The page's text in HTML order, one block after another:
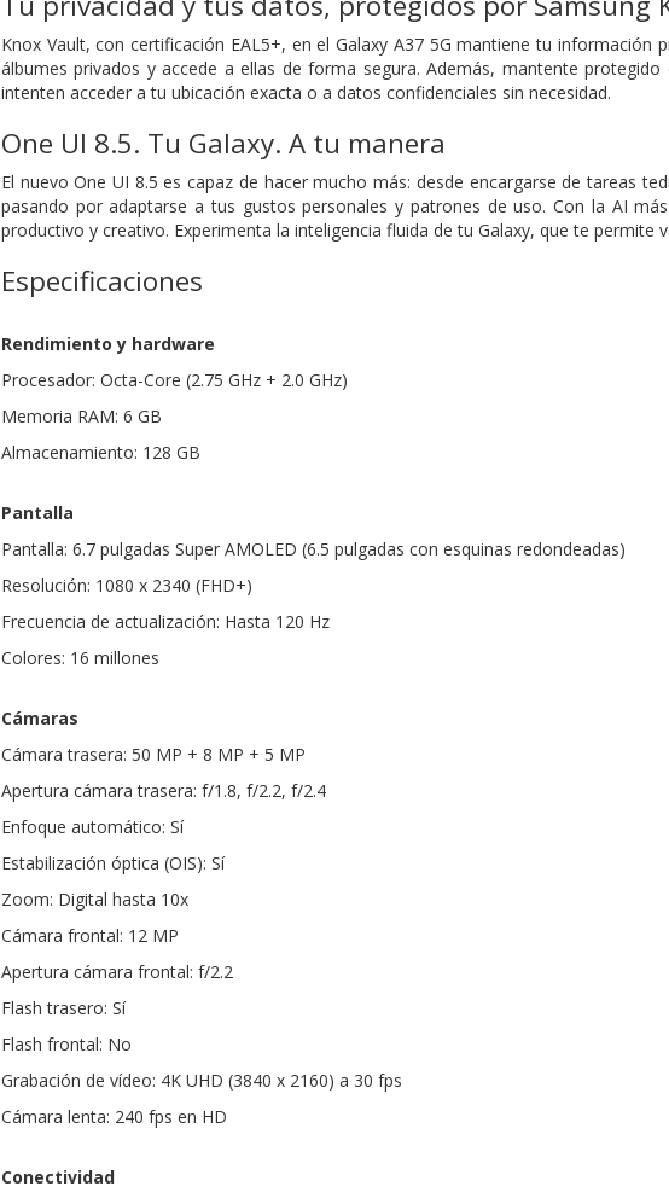
Knox Vault, con certificación EAL5+, en el Galaxy A37 5G mantiene tu
álbumes privados y accede a ellas de forma segura. Además, mantente
intenten acceder a tu ubicación exacta o a datos confidenciales sin necesidad.
One UI 8.5. Tu Galaxy. A tu manera
El nuevo One UI 8.5 es capaz de hacer mucho más: desde encargarse de tareas
pasando por adaptarse a tus gustos personales y patrones de uso. Con la AI
productivo y creativo. Experimenta la inteligencia fluida de tu Galaxy, que te permite
Especificaciones
Rendimiento y hardware
Procesador: Octa-Core (2.75 GHz + 2.0 GHz)
Memoria RAM: 6 GB
Almacenamiento: 128 GB
Pantalla
Pantalla: 6.7 pulgadas Super AMOLED (6.5 pulgadas con esquinas redondeadas)
Resolución: 1080 x 2340 (FHD+)
Frecuencia de actualización: Hasta 120 Hz
Colores: 16 millones
Cámaras
Cámara trasera: 50 MP + 8 MP + 5 MP
Apertura cámara trasera: f/1.8, f/2.2, f/2.4
Enfoque automático: Sí
Estabilización óptica (OIS): Sí
Zoom: Digital hasta 10x
Cámara frontal: 12 MP
Apertura cámara frontal: f/2.2
Flash trasero: Sí
Flash frontal: No
Grabación de vídeo: 4K UHD (3840 x 2160) a 30 fps
Cámara lenta: 240 fps en HD
Conectividad